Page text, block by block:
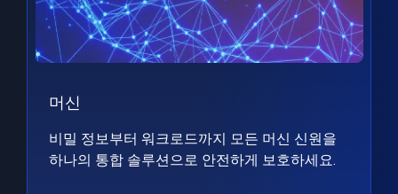
머신
비밀 정보부터 워크로드까지 모든 머신 신원을
하나의 통합 솔루션으로 안전하게 보호하세요.